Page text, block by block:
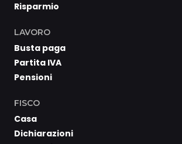
Risparmio
LAVORO
Busta paga
Partita IVA
Pensioni
FISCO
Casa
Dichiarazioni